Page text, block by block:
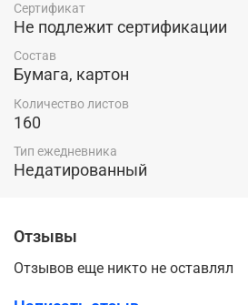
Сертификат
Не подлежит сертификации
Состав
Бумага, картон
Количество листов
160
Тип ежедневника
Недатированный
Отзывы
Отзывов еще никто не оставлял